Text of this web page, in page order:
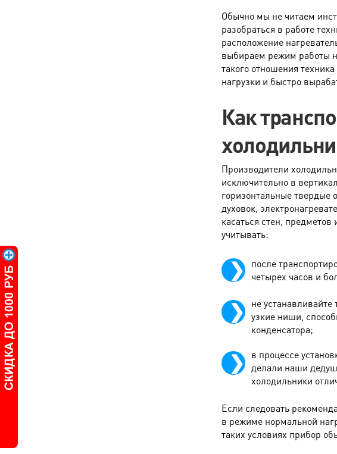
Обычно мы не читаем
разобраться в работе
расположение
выбираем режим работы
такого отношения
нагрузки и быстро
Как
Производители
исключительно в
горизонтальные твердые
духовок,
касаться стен,
учитывать:
после
четырех часов и
не
узкие ниши,
конденсатора;
в процессе
делали наши
холодильники
Если следовать
в режиме нормальной
таких условиях прибор